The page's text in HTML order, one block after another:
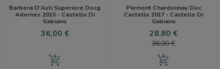
Barbera D'Asti Superiore Docg
Adornes 2015 - Castello Di
Gabiano
Cena
36,00 €
add_shopping_cart
Piemont Chardonnay Doc
Castello 2017 - Castello Di
Gabiano
Cena
28,80 €Cena
36,00 €
add_shopping_cart